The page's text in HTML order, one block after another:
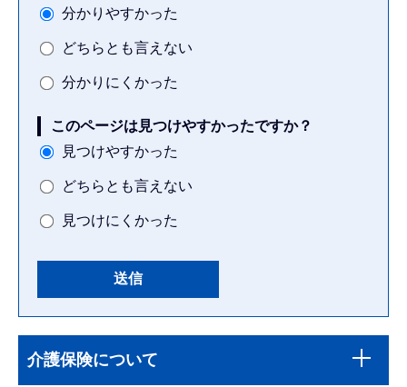
分かりやすかった
どちらとも言えない
分かりにくかった
このページは見つけやすかったですか？
見つけやすかった
どちらとも言えない
見つけにくかった
文
ブ
介護保険について